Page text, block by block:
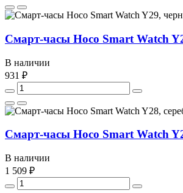
Смарт-часы Hoco Smart Watch
В наличии
931 ₽
Смарт-часы Hoco Smart Watch
В наличии
1 509 ₽